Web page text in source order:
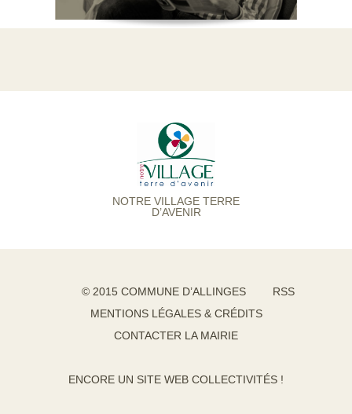
NOTRE VILLAGE TERRE
D’AVENIR
© 2015 COMMUNE D’ALLINGES
RSS
MENTIONS LÉGALES & CRÉDITS
CONTACTER LA MAIRIE
ENCORE UN SITE WEB COLLECTIVITÉS !